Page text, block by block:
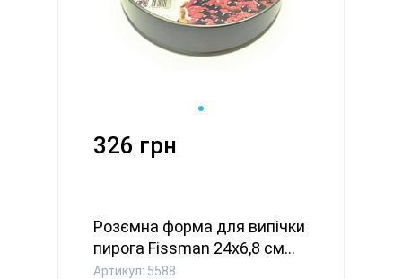
326 грн
Розємна форма для випічки
пирога Fissman 24x6,8 см...
Артикул: 5588